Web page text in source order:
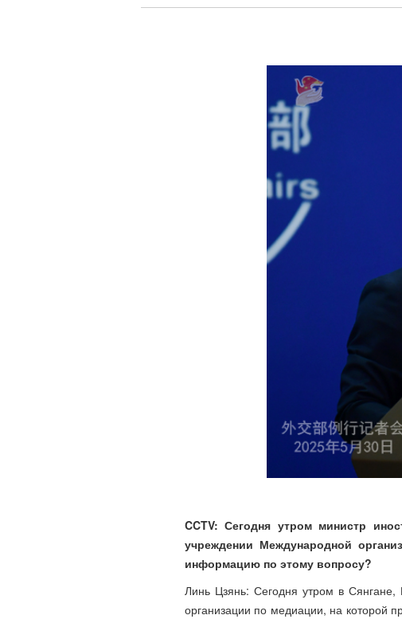
CCTV: Сегодня утром министр
учреждении Международной
информацию по этому вопросу?
Линь Цзянь: Сегодня утром в
организации по медиации, на которой